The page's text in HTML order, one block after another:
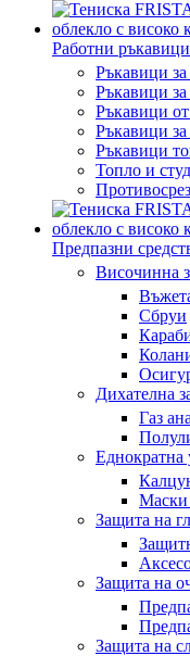
Работни ръкавици
Ръкавици
Ръкавици
Ръкавици
Ръкавици
Ръкавици
Топло и
Предпазни
Височинна
Сбруи
Дихателна
Газ
Еднократна
Маски
Защита на
Защита на
Защита на